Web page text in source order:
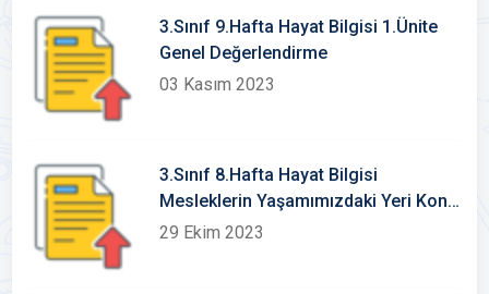
3.Sınıf 9.Hafta Hayat Bilgisi 1.Ünite
Genel Değerlendirme
03 Kasım 2023
3.Sınıf 8.Hafta Hayat Bilgisi
Mesleklerin Yaşamımızdaki Yeri Konu
Etkinlikleri
29 Ekim 2023